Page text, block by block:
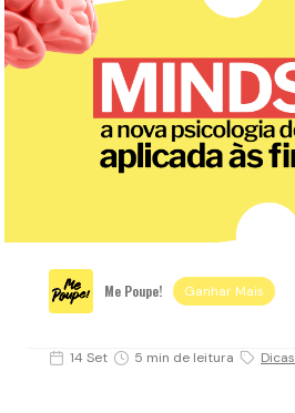
Me Poupe! Ganhar Mais
14 Set 5 min de leitura